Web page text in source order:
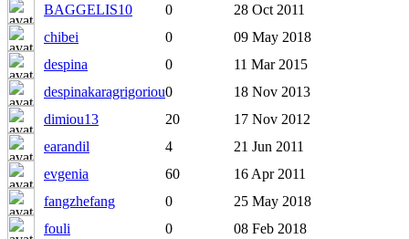
BAGGELIS10
0
28 Oct 2011
chibei
0
09 May 2018
despina
0
11 Mar 2015
despinakaragrigoriou0
18 Nov 2013
dimiou13
20
17 Nov 2012
earandil
4
21 Jun 2011
evgenia
60
16 Apr 2011
fangzhefang
0
25 May 2018
fouli
0
08 Feb 2018